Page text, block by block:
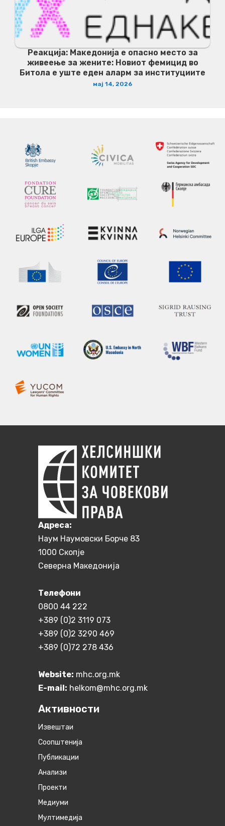
Реакција: Македонија е опасно место за
живеење за жените: Новиот фемицид во
Битола е уште еден аларм за институциите
мај 14, 2026
Aдреса:
Наум Наумовски Борче 83
1000 Скопје
Северна Македонија
Телефони
0800 44 222
+389 (0)2 3119 073
+389 (0)2 3290 469
+389 (0)72 278 436
Website: mhc.org.mk
E-mail: helkom@mhc.org.mk
Активности
Извештаи
Соопштенија
Публикации
Анализи
Проекти
Медиуми
Мултимедија